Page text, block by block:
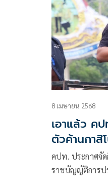
8 เมษายน 2568
เอาแล้ว ค
ตัวค้านกาสิ
คปท. ประกาศจั
ราชบัญญัติการป